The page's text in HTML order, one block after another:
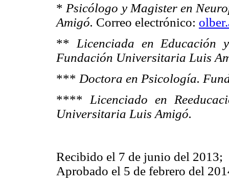
* Psicólogo y Magister en
Amigó. Correo electrónico:
** Licenciada en Educación
Fundación Universitaria Luis
*** Doctora en Psicología.
**** Licenciado en
Universitaria Luis Amigó.
Recibido el 7 de junio del 2013;
Aprobado el 5 de febrero del